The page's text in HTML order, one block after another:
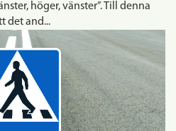
höger, vänster”. Till denna
det and...